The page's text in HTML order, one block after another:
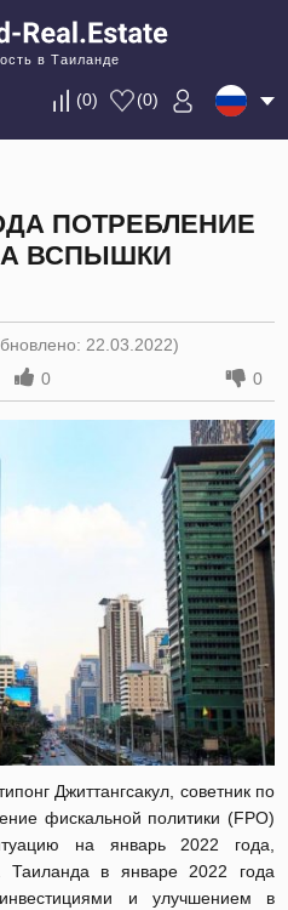
в Таиланде
(0) (0)
ПОТРЕБЛЕНИЕ
ВСПЫШКИ
22.03.2022)
0 0
Джиттангсакул, советник по
фискальной политики (FPO)
на январь 2022 года,
Таиланда в январе 2022 года
и улучшением в